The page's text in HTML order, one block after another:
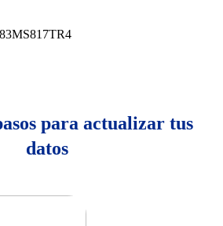
para actualizar tus
datos